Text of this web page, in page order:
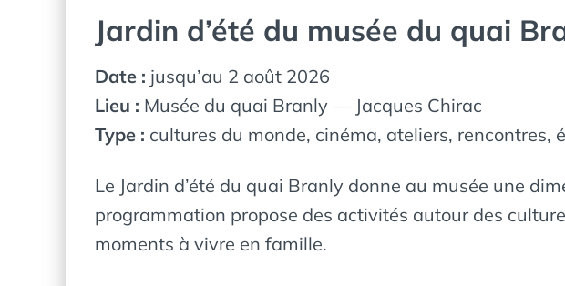
Jardin d’été du musée du quai
Date : jusqu’au 2 août 2026
Lieu : Musée du quai Branly — Jacques Chirac
Type : cultures du monde, cinéma, ateliers, rencontres,
Le Jardin d’été du quai Branly donne au musée une
programmation propose des activités autour des
moments à vivre en famille.